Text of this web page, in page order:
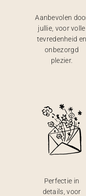
Aanbevolen
jullie, voor volle
tevredenheid en
onbezorgd
plezier.
Perfectie in
details, voor